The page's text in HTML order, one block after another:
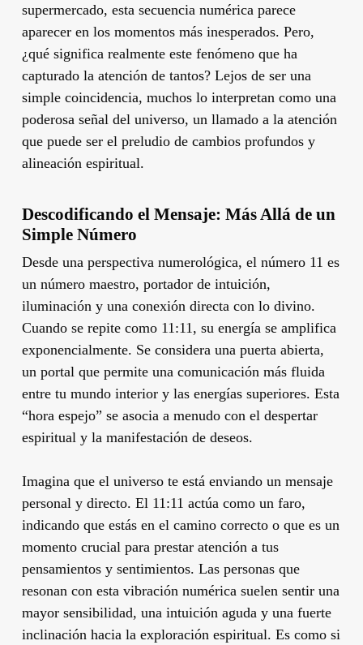
supermercado, esta secuencia numérica parece
aparecer en los momentos más inesperados. Pero,
¿qué significa realmente este fenómeno que ha
capturado la atención de tantos? Lejos de ser una
simple coincidencia, muchos lo interpretan como una
poderosa señal del universo, un llamado a la atención
que puede ser el preludio de cambios profundos y
alineación espiritual.
Descodificando el Mensaje: Más Allá de un
Simple Número
Desde una perspectiva numerológica, el número 11 es
un número maestro, portador de intuición,
iluminación y una conexión directa con lo divino.
Cuando se repite como 11:11, su energía se amplifica
exponencialmente. Se considera una puerta abierta,
un portal que permite una comunicación más fluida
entre tu mundo interior y las energías superiores. Esta
“hora espejo” se asocia a menudo con el despertar
espiritual y la manifestación de deseos.
Imagina que el universo te está enviando un mensaje
personal y directo. El 11:11 actúa como un faro,
indicando que estás en el camino correcto o que es un
momento crucial para prestar atención a tus
pensamientos y sentimientos. Las personas que
resonan con esta vibración numérica suelen sentir una
mayor sensibilidad, una intuición aguda y una fuerte
inclinación hacia la exploración espiritual. Es como si